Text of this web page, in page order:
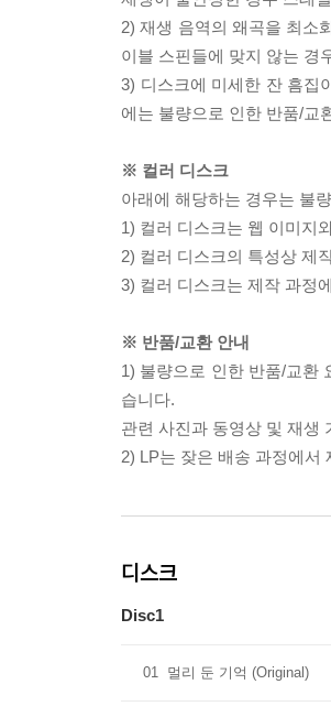
2) 재생 음역의 왜곡을 최소
이블 스핀들에 맞지 않는 경
3) 디스크에 미세한 잔 흠집
에는 불량으로 인한 반품/교
※ 컬러 디스크
아래에 해당하는 경우는 불
1) 컬러 디스크는 웹 이미지
2) 컬러 디스크의 특성상 제
3) 컬러 디스크는 제작 과정
※ 반품/교환 안내
1) 불량으로 인한 반품/교환
습니다.
관련 사진과 동영상 및 재생
2) LP는 잦은 배송 과정에서
디스크
Disc1
01 멀리 둔 기억 (Original)